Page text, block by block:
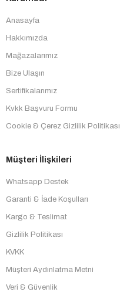
Anasayfa
Hakkımızda
Mağazalarımız
Bize Ulaşın
Sertifikalarımız
Kvkk Başvuru Formu
Cookie & Çerez Gizlilik Politikası
Müşteri İlişkileri
Whatsapp Destek
Garanti & İade Koşulları
Kargo & Teslimat
Gizlilik Politikası
KVKK
Müşteri Aydınlatma Metni
Veri & Güvenlik